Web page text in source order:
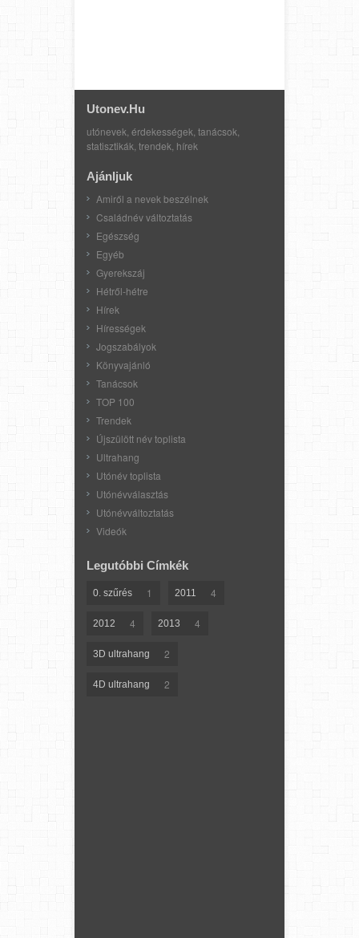
Utonev.hu
utónevek, érdekességek, tanácsok,
statisztikák, trendek, hírek
Ajánljuk
Amiről a nevek beszélnek
Családnév változtatás
Egészség
Egyéb
Gyerekszáj
Hétről-hétre
Hírek
Hírességek
Jogszabályok
Könyvajánló
Tanácsok
TOP 100
Trendek
Újszülött név toplista
Ultrahang
Utónév toplista
Utónévválasztás
Utónévváltoztatás
Videók
Legutóbbi Címkék
0. szűrés 1 2011 4
2012 4 2013 4
3D ultrahang 2
4D ultrahang 2